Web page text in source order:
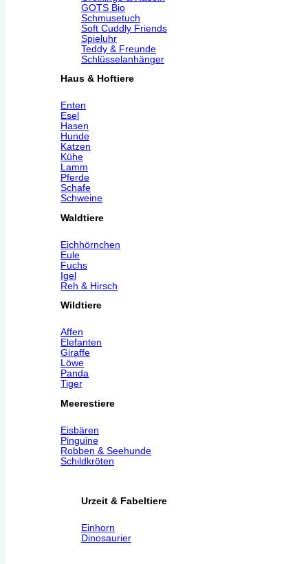
GOTS Bio
Schmusetuch
Soft Cuddly Friends
Spieluhr
Teddy & Freunde
Schlüsselanhänger
Haus & Hoftiere
Enten
Esel
Hasen
Hunde
Katzen
Kühe
Lamm
Pferde
Schafe
Schweine
Waldtiere
Eichhörnchen
Eule
Fuchs
Igel
Reh & Hirsch
Wildtiere
Affen
Elefanten
Giraffe
Löwe
Panda
Tiger
Meerestiere
Eisbären
Pinguine
Robben & Seehunde
Schildkröten
Urzeit & Fabeltiere
Einhorn
Dinosaurier